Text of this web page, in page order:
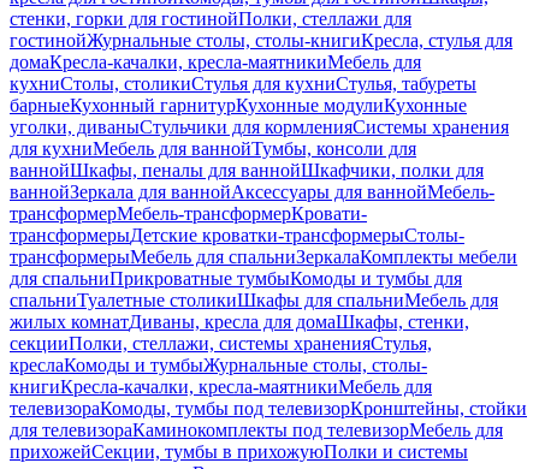
стенки, горки для гостинойПолки, стеллажи для
гостинойЖурнальные столы, столы-книгиКресла, стулья для
домаКресла-качалки, кресла-маятникиМебель для
кухниСтолы, столикиСтулья для кухниСтулья, табуреты
барныеКухонный гарнитурКухонные модулиКухонные
уголки, диваныСтульчики для кормленияСистемы хранения
для кухниМебель для ваннойТумбы, консоли для
ваннойШкафы, пеналы для ваннойШкафчики, полки для
ваннойЗеркала для ваннойАксессуары для ваннойМебель-
трансформерМебель-трансформерКровати-
трансформерыДетские кроватки-трансформерыСтолы-
трансформерыМебель для спальниЗеркалаКомплекты мебели
для спальниПрикроватные тумбыКомоды и тумбы для
спальниТуалетные столикиШкафы для спальниМебель для
жилых комнатДиваны, кресла для домаШкафы, стенки,
секцииПолки, стеллажи, системы храненияСтулья,
креслаКомоды и тумбыЖурнальные столы, столы-
книгиКресла-качалки, кресла-маятникиМебель для
телевизораКомоды, тумбы под телевизорКронштейны, стойки
для телевизораКаминокомплекты под телевизорМебель для
прихожейСекции, тумбы в прихожуюПолки и системы